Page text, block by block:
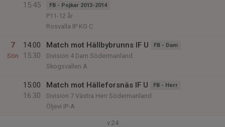
15:45
FB - Pojkar 2013-2014
P11-12 år
Rosvalla IP KG C
7
Sön
14:00
15:30
Match mot Hällbybrunns IF U FB - Dam
Division 4 Dam Södermanland
Skogsvallen A
15:00
16:30
Match mot Hälleforsnäs IF U FB - Herr
Division 7 Västra Herr Södermanland
Öljevi IP-A
v.24